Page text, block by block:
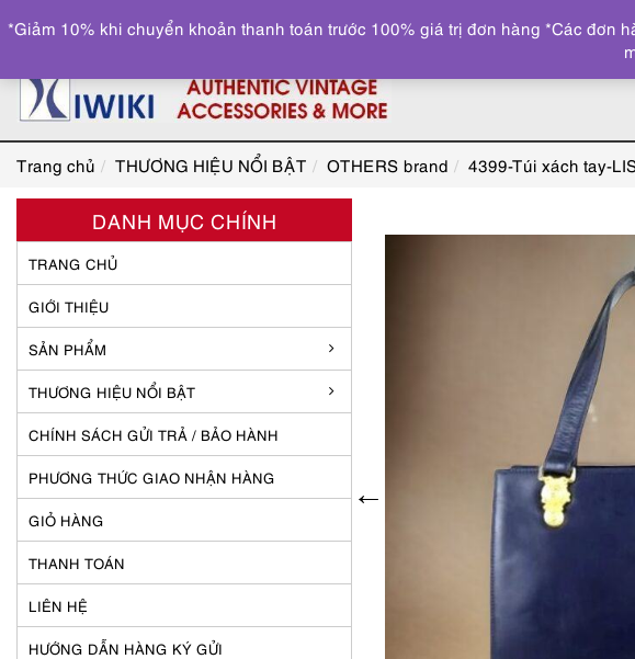
Trang chủ THƯƠNG HIỆU NỔI BẬT OTHERS brand 4399-Túi xách tay-
DANH MỤC CHÍNH
TRANG CHỦ
GIỚI THIỆU
SẢN PHẨM
THƯƠNG HIỆU NỔI BẬT
CHÍNH SÁCH GỬI TRẢ / BẢO HÀNH
PHƯƠNG THỨC GIAO NHẬN HÀNG
GIỎ HÀNG
THANH TOÁN
LIÊN HỆ
HƯỚNG DẪN HÀNG KÝ GỬI
*Giảm 10% khi chuyển khoản thanh toán trước 100% giá trị đơn hàng *Các đơn